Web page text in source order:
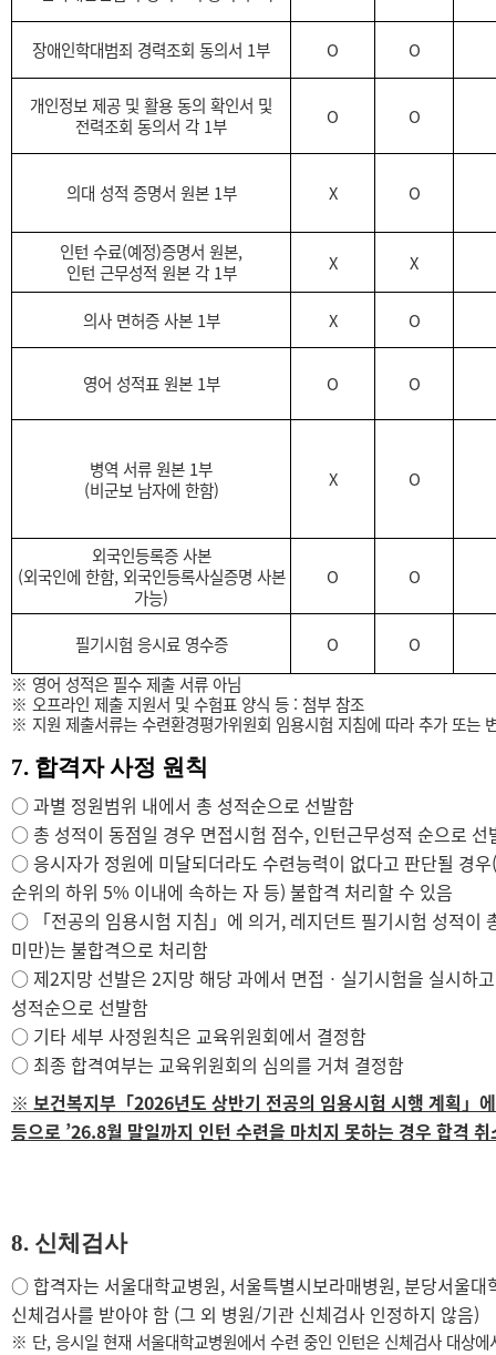
장애인학대범죄 경력조회 동의서 1부 O O
개인정보 제공 및 활용동의 확인서 및
전력조회 동의서 각 1부 O O
의대 성적 증명서 원본 1부 X O
인턴 수료(예정)증명서 원본,
인턴 근무성적 원본 각 1부 X X
의사 면허증 사본 1부 X O
영어 성적표 원본 1부 O O
병역 서류원본 1부
(비군보 남자에 한함) X O
외국인등록증 사본
(외국인에 한함, 외국인등록사실증명 사본
가능)
O O
필기시험 응시료 영수증 O
O
※ 영어 성적은 필수 제출 서류 아님
※ 오프라인 제출 지원서 및 수험표 양식 등 : 첨부 참조
※ 지원 제출서류는 수련환경평가위원회 임용시험 지침에 따라 추가 또는
7. 합격자 사정 원칙
○과별 정원범위 내에서 총 성적순으로 선발함
○총 성적이 동점일 경우 면접시험 점수, 인턴근무성적 순으로 선
○응시자가 정원에 미달되더라도 수련능력이 없다고 판단될 경우
순위의 하위 5% 이내에 속하는 자 등) 불합격 처리할 수 있음
○ 「전공의 임용시험 지침 」 에 의거, 레지던트 필기시험 성적이
미만)는 불합격으로 처리함
○제2지망 선발은 2지망 해당 과에서 면접 ㆍ 실기시험을 실시하고
성적순으로 선발함
○ 기타 세부 사정원칙은 교육위원회에서 결정함
○ 최종 합격여부는 교육위원회의 심의를 거쳐 결정함
※ 보건복지부「2026년도 상반기 전공의 임용시험 시행 계획」
등으로 ’26.8월 말일까지 인턴 수련을 마치지 못하는 경우 합격 취
8. 신체검사
○합격자는 서울대학교병원, 서울특별시보라매병원,분당서울대
신체검사를 받아야 함 (그 외 병원/기관 신체검사 인정하지 않음)
※ 단, 응시일 현재 서울대학교병원에서 수련 중인 인턴은 신체검사 대상에